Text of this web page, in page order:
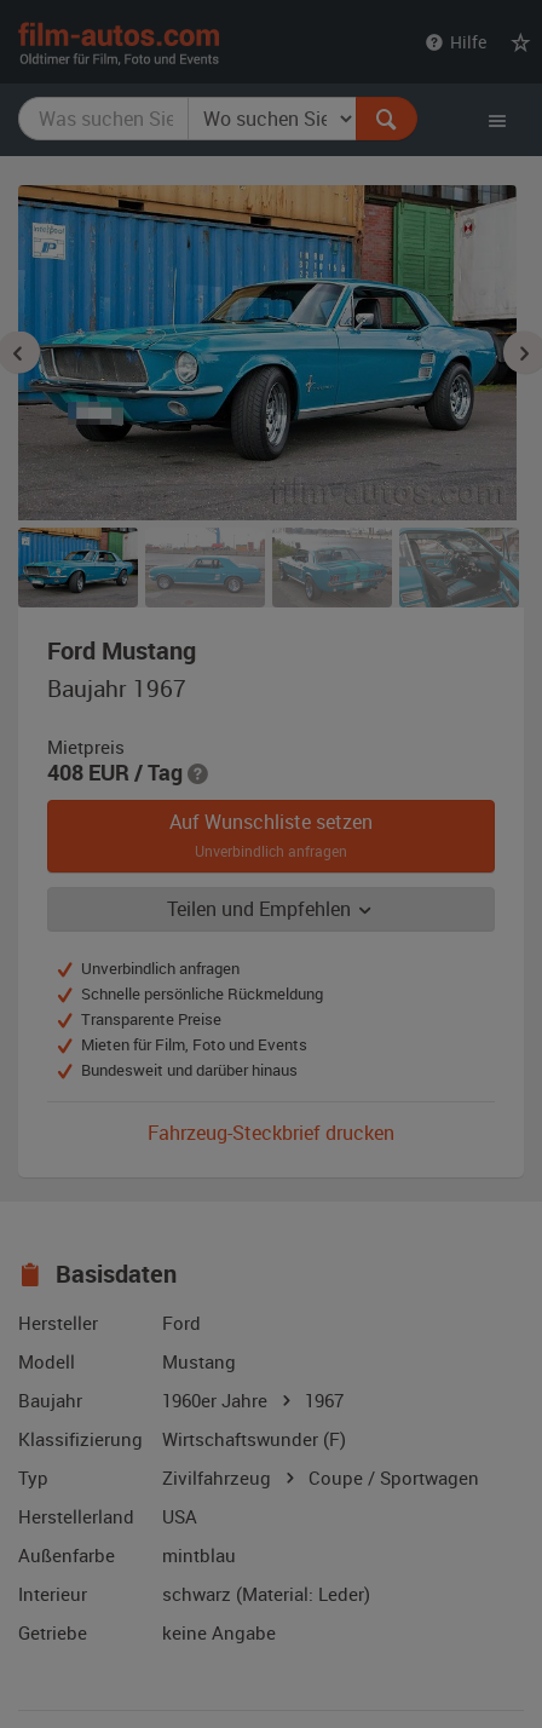
Hilfe
Ford Mustang
Baujahr 1967
Mietpreis
408 EUR / Tag
Auf Wunschliste setzen
Unverbindlich anfragen
Teilen und Empfehlen
Unverbindlich anfragen
Schnelle persönliche Rückmeldung
Transparente Preise
Mieten für Film, Foto und Events
Bundesweit und darüber hinaus
Fahrzeug-Steckbrief drucken
Basisdaten
Hersteller
Ford
Modell
Mustang
Baujahr
1960er Jahre
1967
Klassifizierung
Wirtschaftswunder (F)
Typ
Zivilfahrzeug
Coupe / Sportwagen
Herstellerland
USA
Außenfarbe
mintblau
Interieur
schwarz (Material: Leder)
Getriebe
keine Angabe